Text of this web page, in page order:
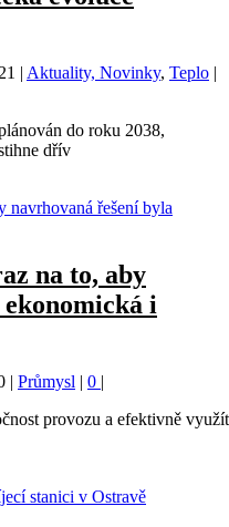
| Aktuality, Novinky, Teplo |
do roku 2038,
dřív
na to, aby
i
| Průmysl | 0 |
provozu a efektivně využít